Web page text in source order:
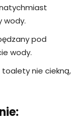
wody.
pod
wody.
toalety nie ciekną,